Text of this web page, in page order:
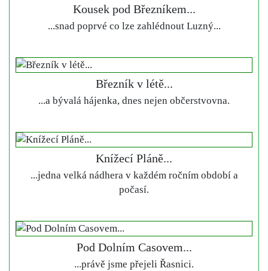
Kousek pod Březníkem...
...snad poprvé co lze zahlédnout Luzný...
Březník v létě...
...a bývalá hájenka, dnes nejen občerstvovna.
Knížecí Pláně...
...jedna velká nádhera v každém ročním období a
počasí.
Pod Dolním Casovem...
...právě jsme přejeli Řasnici.